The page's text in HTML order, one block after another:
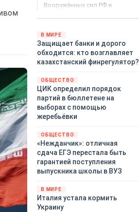
Вооружённых сил РФ и
руководстве спецоперацией.
В МИРЕ
Защищает банки и дорого
обходится: кто возглавляет
казахстанский финрегулятор?
ОБЩЕСТВО
ЦИК определил порядок
партий в бюллетене на
выборах с помощью
жеребьёвки
ОБЩЕСТВО
«Нежданчик»: отличная
сдача ЕГЭ перестала быть
гарантией поступления
выпускника школы в ВУЗ
В МИРЕ
Италия устала кормить
Украину